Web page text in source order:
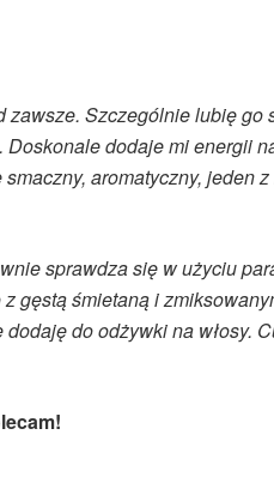
Szczególnie lubię go
dodaje mi energii
aromatyczny, jeden
sprawdza się w użyciu
gęstą śmietaną i
do odżywki na włosy.